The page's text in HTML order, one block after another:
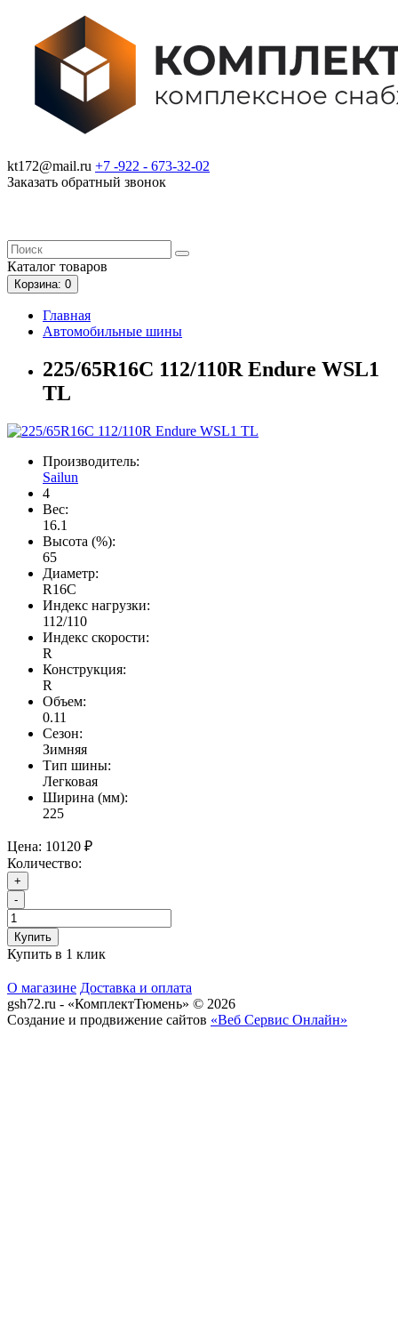
kt172@mail.ru +7 -922 - 673-32-02
Заказать обратный звонок
Каталог товаров
Корзина: 0
Главная
Автомобильные шины
225/65R16C 112/110R Endure WSL1
TL
Производитель:
Sailun
4
Вес:
16.1
Высота (%):
65
Диаметр:
R16C
Индекс нагрузки:
112/110
Индекс скорости:
R
Конструкция:
R
Объем:
0.11
Сезон:
Зимняя
Тип шины:
Легковая
Ширина (мм):
225
Цена: 10120 ₽
Количество:
+
-
Купить
Купить в 1 клик
О магазине Доставка и оплата
gsh72.ru - «КомплектТюмень» © 2026
Создание и продвижение сайтов «Веб Сервис Онлайн»